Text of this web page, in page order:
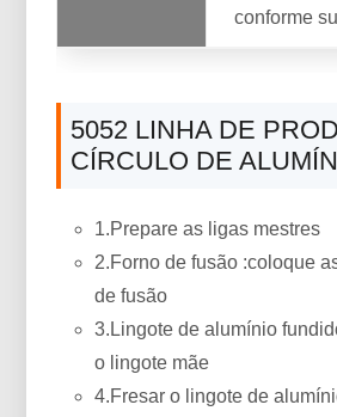
conforme
5052 LINHA DE
CÍRCULO DE
1.Prepare as ligas mestres
2.Forno de fusão :coloque
de fusão
3.Lingote de alumínio
o lingote mãe
4.Fresar o lingote de